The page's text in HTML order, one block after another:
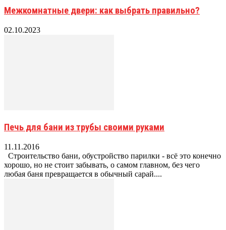
Межкомнатные двери: как выбрать правильно?
02.10.2023
Печь для бани из трубы своими руками
11.11.2016
Строительство бани, обустройство парилки - всё это конечно
хорошо, но не стоит забывать, о самом главном, без чего
любая баня превращается в обычный сарай....